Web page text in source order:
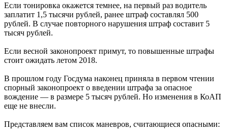
Если тонировка окажется темнее, на первый раз водитель
заплатит 1,5 тысячи рублей, ранее штраф составлял 500
рублей. В случае повторного нарушения штраф составит 5
тысяч рублей.
Если весной законопроект примут, то повышенные штрафы
стоит ожидать летом 2018.
В прошлом году Госдума наконец приняла в первом чтении
спорный законопроект о введении штрафа за опасное
вождение — в размере 5 тысяч рублей. Но изменения в КоАП
еще не внесли.
Представляем вам список маневров, считающиеся опасными: